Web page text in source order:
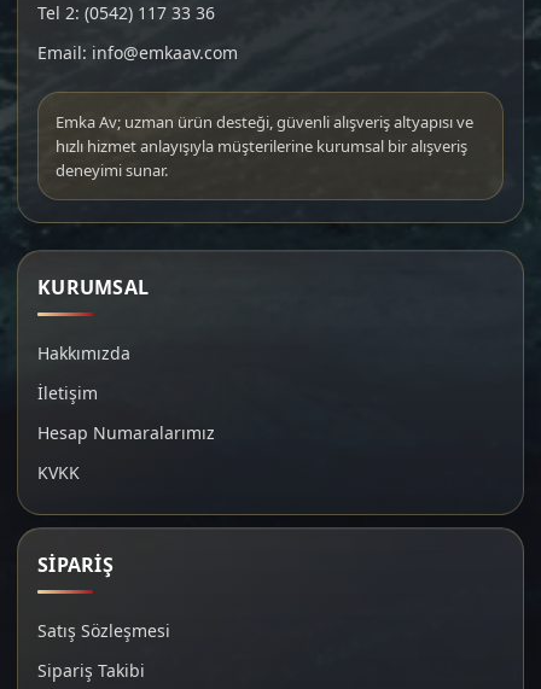
Tel 2: (0542) 117 33 36
Email: info@emkaav.com
Emka Av; uzman ürün desteği, güvenli alışveriş altyapısı ve
hızlı hizmet anlayışıyla müşterilerine kurumsal bir alışveriş
deneyimi sunar.
KURUMSAL
Hakkımızda
İletişim
Hesap Numaralarımız
KVKK
SİPARİŞ
Satış Sözleşmesi
Sipariş Takibi